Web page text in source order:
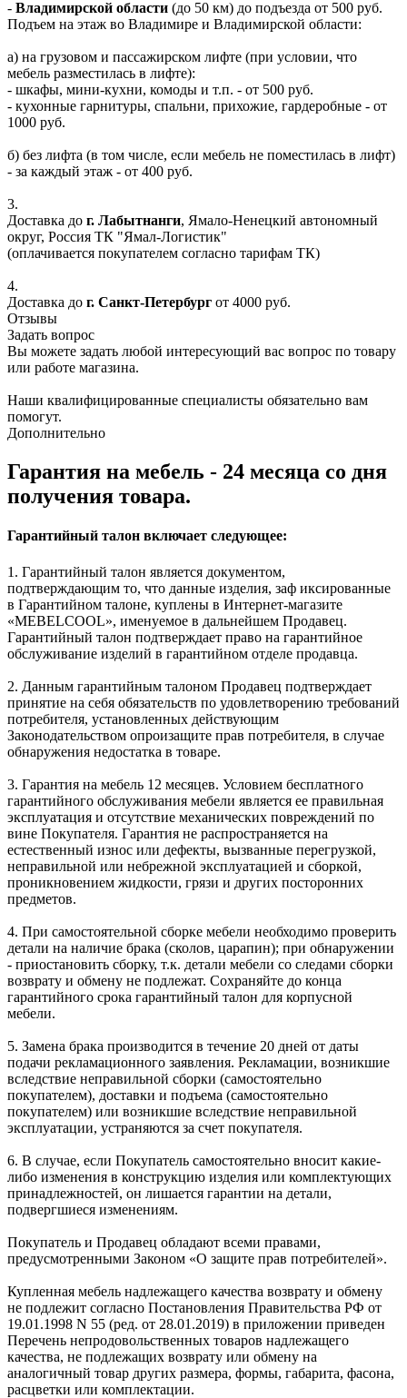
- Владимирской области (до 50 км) до подъезда от 500 руб.
Подъем на этаж во Владимире и Владимирской области:
а) на грузовом и пассажирском лифте (при условии, что
мебель разместилась в лифте):
- шкафы, мини-кухни, комоды и т.п. - от 500 руб.
- кухонные гарнитуры, спальни, прихожие, гардеробные - от
1000 руб.
б) без лифта (в том числе, если мебель не поместилась в лифт)
- за каждый этаж - от 400 руб.
3.
Доставка до г. Лабытнанги, Ямало-Ненецкий автономный
округ, Россия ТК "Ямал-Логистик"
(оплачивается покупателем согласно тарифам ТК)
4.
Доставка до г. Санкт-Петербург от 4000 руб.
Отзывы
Задать вопрос
Вы можете задать любой интересующий вас вопрос по товару
или работе магазина.
Наши квалифицированные специалисты обязательно вам
помогут.
Дополнительно
Гарантия на мебель - 24 месяца со дня
получения товара.
Гарантийный талон включает следующее:
1. Гарантийный талон является документом,
подтверждающим то, что данные изделия, заф иксированные
в Гарантийном талоне, куплены в Интернет-магазите
«MEBELCOOL», именуемое в дальнейшем Продавец.
Гарантийный талон подтверждает право на гарантийное
обслуживание изделий в гарантийном отделе продавца.
2. Данным гарантийным талоном Продавец подтверждает
принятие на себя обязательств по удовлетворению требований
потребителя, установленных действующим
Законодательством опроизащите прав потребителя, в случае
обнаружения недостатка в товаре.
3. Гарантия на мебель 12 месяцев. Условием бесплатного
гарантийного обслуживания мебели является ее правильная
эксплуатация и отсутствие механических повреждений по
вине Покупателя. Гарантия не распространяется на
естественный износ или дефекты, вызванные перегрузкой,
неправильной или небрежной эксплуатацией и сборкой,
проникновением жидкости, грязи и других посторонних
предметов.
4. При самостоятельной сборке мебели необходимо проверить
детали на наличие брака (сколов, царапин); при обнаружении
- приостановить сборку, т.к. детали мебели со следами сборки
возврату и обмену не подлежат. Сохраняйте до конца
гарантийного срока гарантийный талон для корпусной
мебели.
5. Замена брака производится в течение 20 дней от даты
подачи рекламационного заявления. Рекламации, возникшие
вследствие неправильной сборки (самостоятельно
покупателем), доставки и подъема (самостоятельно
покупателем) или возникшие вследствие неправильной
эксплуатации, устраняются за счет покупателя.
6. В случае, если Покупатель самостоятельно вносит какие-
либо изменения в конструкцию изделия или комплектующих
принадлежностей, он лишается гарантии на детали,
подвергшиеся изменениям.
Покупатель и Продавец обладают всеми правами,
предусмотренными Законом «О защите прав потребителей».
Купленная мебель надлежащего качества возврату и обмену
не подлежит согласно Постановления Правительства РФ от
19.01.1998 N 55 (ред. от 28.01.2019) в приложении приведен
Перечень непродовольственных товаров надлежащего
качества, не подлежащих возврату или обмену на
аналогичный товар других размера, формы, габарита, фасона,
расцветки или комплектации.